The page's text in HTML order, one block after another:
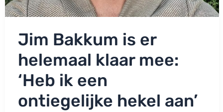
Jim Bakkum is er
helemaal klaar mee:
‘Heb ik een
ontiegelijke hekel aan’